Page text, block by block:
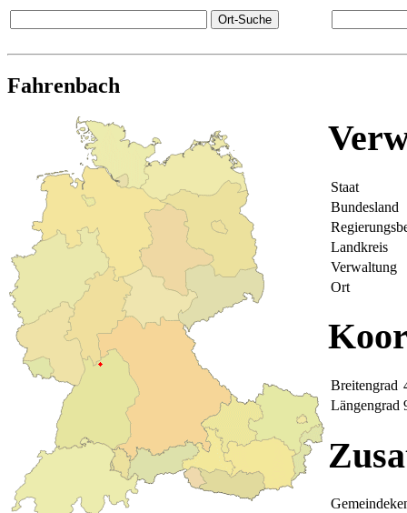
Fahrenbach
Staat
Bundesland
Landkreis
Verwaltung
Ort
Breitengrad
Längengrad